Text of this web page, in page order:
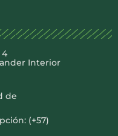
4
Interior
de
(+57)